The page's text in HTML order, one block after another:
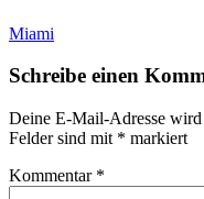
Miami
Schreibe einen
Deine E-Mail-Adresse
Felder sind mit * markiert
Kommentar *